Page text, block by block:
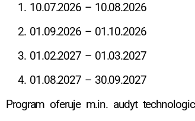
10.07.2026 – 10.08.2026
01.09.2026 – 01.10.2026
01.02.2027 – 01.03.2027
01.08.2027 – 30.09.2027
Program oferuje m.in. audyt